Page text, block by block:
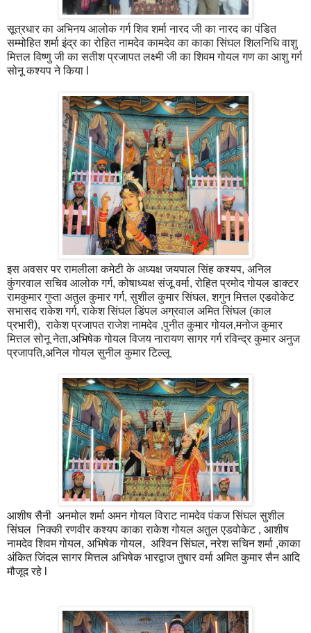
सूत्रधार का अभिनय आलोक गर्ग शिव शर्मा नारद जी का नारद का पंडित
सम्मोहित शर्मा इंद्र का रोहित नामदेव कामदेव का काका सिंघल शिलनिधि वाशु
मित्तल विष्णु जी का सतीश प्रजापत लक्ष्मी जी का शिवम गोयल गण का आशु गर्ग
सोनू कश्यप ने किया l
इस अवसर पर रामलीला कमेटी के अध्यक्ष जयपाल सिंह कश्यप, अनिल
कुंगरवाल सचिव आलोक गर्ग, कोषाध्यक्ष संजू वर्मा, रोहित प्रमोद गोयल डाक्टर
रामकुमार गुप्ता अतुल कुमार गर्ग, सुशील कुमार सिंघल, शगुन मित्तल एडवोकेट
सभासद राकेश गर्ग, राकेश सिंघल डिंपल अग्रवाल अमित सिंघल (काल
प्रभारी), राकेश प्रजापत राजेश नामदेव ,पुनीत कुमार गोयल,मनोज कुमार
मित्तल सोनू नेता,अभिषेक गोयल विजय नारायण सागर गर्ग रविन्द्र कुमार अनुज
प्रजापति,अनिल गोयल सुनील कुमार टिल्लू
आशीष सैनी अनमोल शर्मा अमन गोयल विराट नामदेव पंकज सिंघल सुशील
सिंघल निक्की रणवीर कश्यप काका राकेश गोयल अतुल एडवोकेट , आशीष
नामदेव शिवम गोयल, अभिषेक गोयल, अश्विन सिंघल, नरेश सचिन शर्मा ,काका
अंकित जिंदल सागर मित्तल अभिषेक भारद्वाज तुषार वर्मा अमित कुमार सैन आदि
मौजूद रहे l